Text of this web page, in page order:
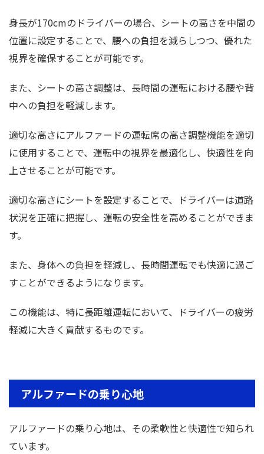
身長が170cmのドライバーの場合、シートの高さを中間の
位置に設定することで、腰への負担を減らしつつ、優れた
視界を確保することが可能です。
また、シートの高さ調整は、長時間の運転における腰や背
中への負担を軽減します。
適切な高さにアルファードの運転席の高さ調整機能を適切
に使用することで、運転中の視界を最適化し、快適性を向
上させることが可能です。
適切な高さにシートを設定することで、ドライバーは道路
状況を正確に把握し、運転の安全性を高めることができま
す。
また、身体への負担を軽減し、長時間運転でも快適に過ご
すことができるようになります。
この機能は、特に長距離運転において、ドライバーの疲労
軽減に大きく貢献するものです。
アルファードの乗り心地
アルファードの乗り心地は、その柔軟性と快適性で知られ
ています。